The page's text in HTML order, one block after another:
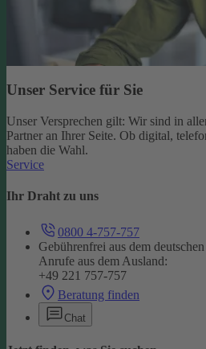
Unser Service für Sie
Unser Versprechen gilt: Wir sind in
Partner an Ihrer Seite. Ob digital,
haben die Wahl.
Service
Ihr Draht zu uns
0800 4-757-757
Gebührenfrei aus dem
Anrufe aus dem Ausland:
+49 221 757-757
Beratung finden
Chat